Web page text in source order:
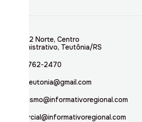
Rua 02 Norte, Centro
Administrativo, Teutônia/RS
(51) 3762-2470
inforteutonia@gmail.com
jornalismo@informativoregional.com
comercial@informativoregional.com